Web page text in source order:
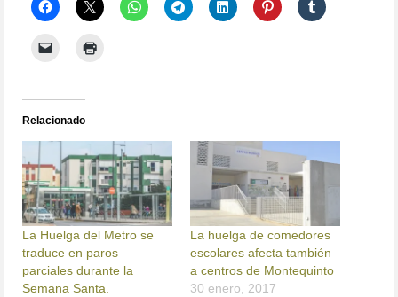
Relacionado
La Huelga del Metro se
traduce en paros
parciales durante la
Semana Santa.
La huelga de comedores
escolares afecta también
a centros de Montequinto
30 enero, 2017